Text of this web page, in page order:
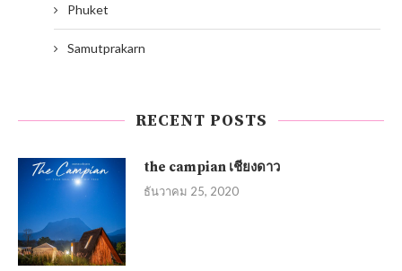
Phuket
Samutprakarn
RECENT POSTS
the campian เชียงดาว
ธันวาคม 25, 2020